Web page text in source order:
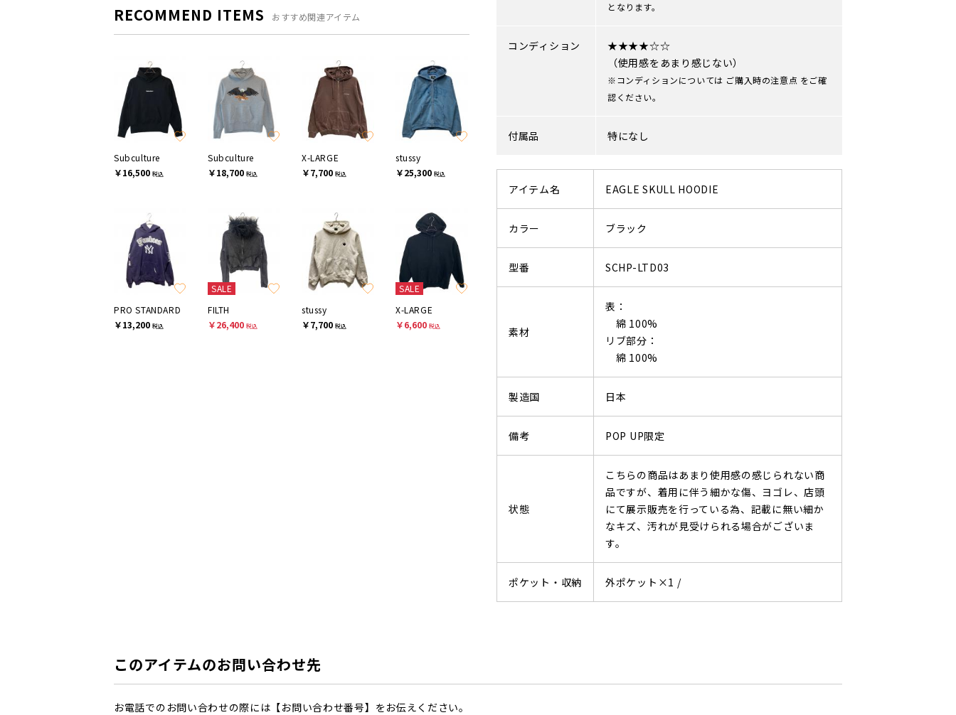
RECOMMEND ITEMS おすすめ関連アイテム
Subculture
￥16,500 税込
Subculture
￥18,700 税込
X-LARGE
￥7,700 税込
stussy
￥25,300 税込
PRO STANDARD
￥13,200 税込
SALE
FILTH
￥26,400 税込
stussy
￥7,700 税込
SALE
X-LARGE
￥6,600 税込
となります。
コンディション
★★★★☆☆
（使用感をあまり感じない）
※コンディションについては ご購入時の注意点 をご確
認ください。
付属品 特になし
アイテム名 EAGLE SKULL HOODIE
カラー ブラック
型番 SCHP-LTD03
素材
表：
綿 100%
リブ部分：
綿 100%
製造国 日本
備考 POP UP限定
状態
こちらの商品はあまり使用感の感じられない商
品ですが、着用に伴う細かな傷、ヨゴレ、店頭
にて展示販売を行っている為、記載に無い細か
なキズ、汚れが見受けられる場合がございま
す。
ポケット・収納 外ポケット×1 /
このアイテムのお問い合わせ先
お電話でのお問い合わせの際には【お問い合わせ番号】をお伝えください。